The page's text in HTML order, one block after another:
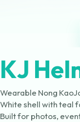
KJ
Wearable Nong
White shell with teal
Built for photos,